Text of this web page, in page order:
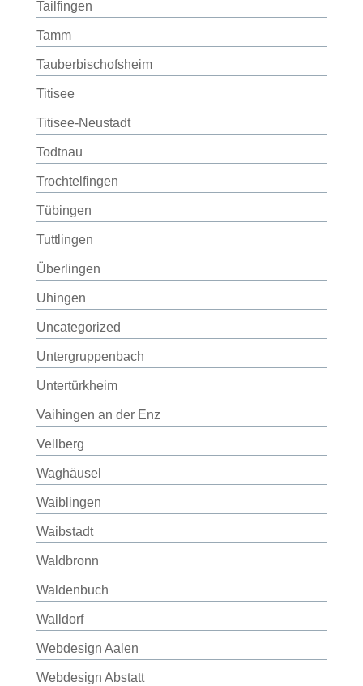
Tailfingen
Tamm
Tauberbischofsheim
Titisee
Titisee-Neustadt
Todtnau
Trochtelfingen
Tübingen
Tuttlingen
Überlingen
Uhingen
Uncategorized
Untergruppenbach
Untertürkheim
Vaihingen an der Enz
Vellberg
Waghäusel
Waiblingen
Waibstadt
Waldbronn
Waldenbuch
Walldorf
Webdesign Aalen
Webdesign Abstatt